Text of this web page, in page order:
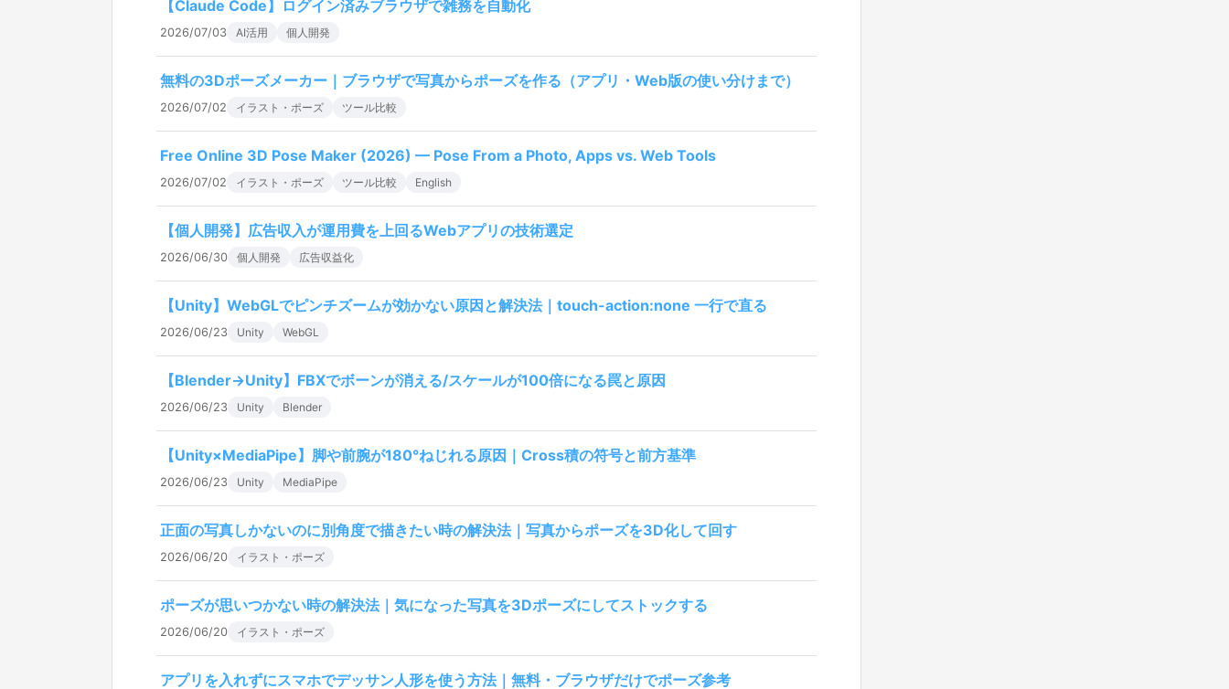
【Claude Code】ログイン済みブラウザで雑務を自動化
2026/07/03 AI活用 個人開発
無料の3Dポーズメーカー｜ブラウザで写真からポーズを作る（アプリ・Web版の使い分けまで）
2026/07/02 イラスト・ポーズ ツール比較
Free Online 3D Pose Maker (2026) — Pose From a Photo, Apps vs. Web Tools
2026/07/02 イラスト・ポーズ ツール比較 English
【個人開発】広告収入が運用費を上回るWebアプリの技術選定
2026/06/30 個人開発 広告収益化
【Unity】WebGLでピンチズームが効かない原因と解決法｜touch-action:none 一行で直る
2026/06/23 Unity WebGL
【Blender→Unity】FBXでボーンが消える/スケールが100倍になる罠と原因
2026/06/23 Unity Blender
【Unity×MediaPipe】脚や前腕が180°ねじれる原因｜Cross積の符号と前方基準
2026/06/23 Unity MediaPipe
正面の写真しかないのに別角度で描きたい時の解決法｜写真からポーズを3D化して回す
2026/06/20 イラスト・ポーズ
ポーズが思いつかない時の解決法｜気になった写真を3Dポーズにしてストックする
2026/06/20 イラスト・ポーズ
アプリを入れずにスマホでデッサン人形を使う方法｜無料・ブラウザだけでポーズ参考